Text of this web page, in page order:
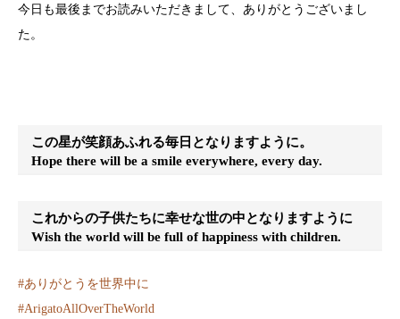
今日も最後までお読みいただきまして、ありがとうございまし
た。
この星が笑顔あふれる毎日となりますように。
Hope there will be a smile everywhere, every day.
これからの子供たちに幸せな世の中となりますように
Wish the world will be full of happiness with children.
#ありがとうを世界中に
#ArigatoAllOverTheWorld